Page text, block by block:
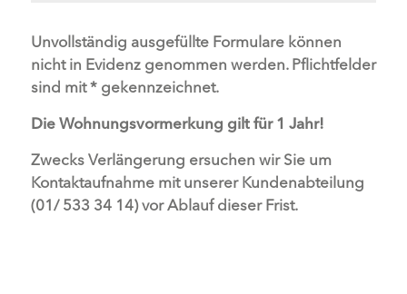
Unvollständig ausgefüllte Formulare können
nicht in Evidenz genommen werden. Pflichtfelder
sind mit * gekennzeichnet.
Die Wohnungsvormerkung gilt für 1 Jahr!
Zwecks Verlängerung ersuchen wir Sie um
Kontaktaufnahme mit unserer Kundenabteilung
(01/ 533 34 14) vor Ablauf dieser Frist.